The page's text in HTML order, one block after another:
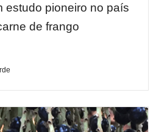
estudo pioneiro no país
de frango